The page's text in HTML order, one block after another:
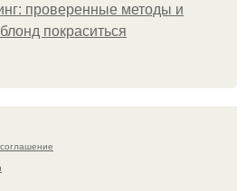
проверенные методы и
покраситься